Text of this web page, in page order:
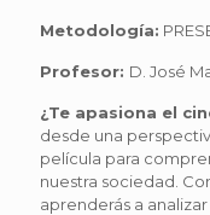
Metodología:
Profesor: D. José
¿Te apasiona el
desde una
película para
nuestra sociedad.
aprenderás a